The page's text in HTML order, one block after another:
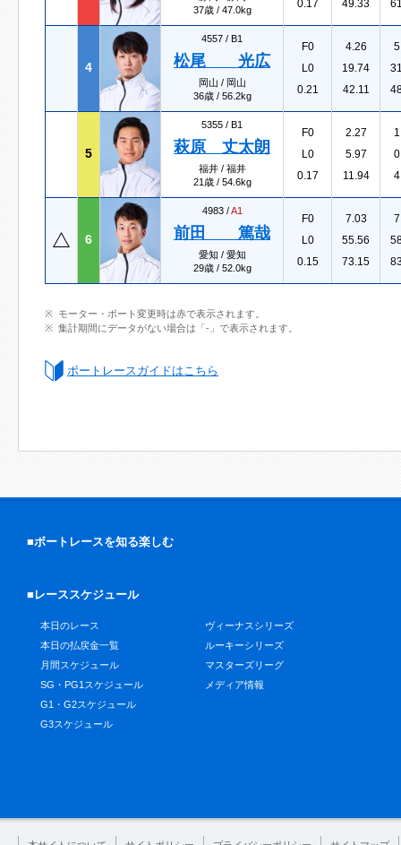
37歳 / 47.0kg
0.17
49.33
4
4557 / B1
松尾 光広
岡山 / 岡山
36歳 / 56.2kg
F0
L0
0.21
4.26
19.74
42.11
5
5355 / B1
萩原 丈太朗
福井 / 福井
21歳 / 54.6kg
F0
L0
0.17
2.27
5.97
11.94
6
4983 /A1
前田 篤哉
愛知 / 愛知
29歳 / 52.0kg
F0
L0
0.15
7.03
55.56
73.15
モーター・ボート変更時は赤で表示されます。
集計期間にデータがない場合は「-」で表示されます。
ボートレースガイドはこちら
■ボートレースを知る楽しむ
■レーススケジュール
本日のレース
本日の払戻金一覧
月間スケジュール
SG・PG1スケジュール
G1・G2スケジュール
G3スケジュール
ヴィーナスシリーズ
ルーキーシリーズ
マスターズリーグ
メディア情報